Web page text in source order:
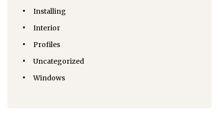
Installing
Interior
Profiles
Uncategorized
Windows